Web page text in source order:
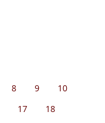
8 9
10
17
18